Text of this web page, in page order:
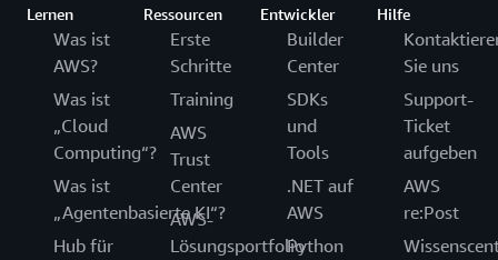
Lernen
Was ist
AWS?
Was ist
„Cloud
Computing“?
Was ist
„Agentenbasierte KI“?
Hub für
Ressourcen
Erste
Schritte
Training
AWS
Trust
Center
AWS-
Lösungsportfolio
Entwickler
Builder
Center
SDKs
und
Tools
.NET auf
AWS
Python
Hilfe
Sie uns
Support-
Ticket
aufgeben
AWS
re:Post